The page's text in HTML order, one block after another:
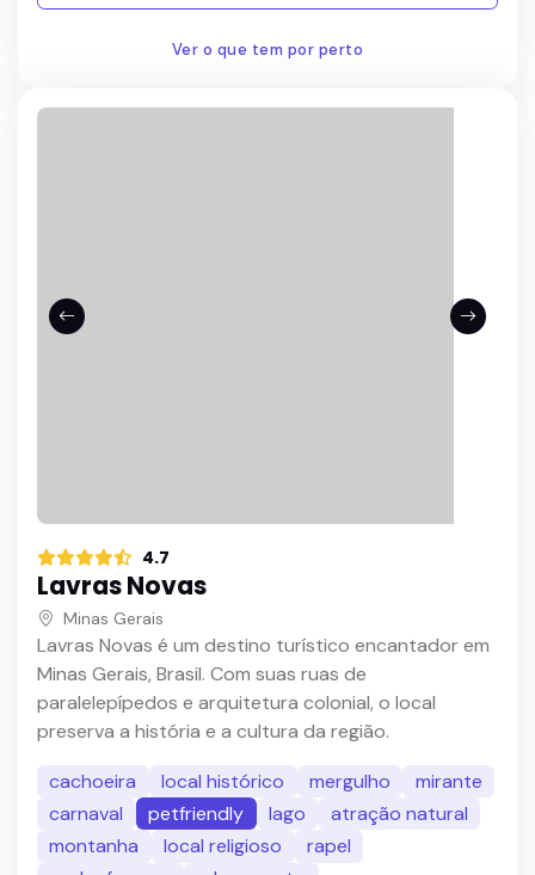
Ver o que tem por perto
4.7
Lavras Novas
Minas Gerais
Lavras Novas é um destino turístico encantador em
Minas Gerais, Brasil. Com suas ruas de
paralelepípedos e arquitetura colonial, o local
preserva a história e a cultura da região.
cachoeira
local histórico mergulho
mirante
carnaval
petfriendly lago
atração natural
montanha
local religioso
rapel